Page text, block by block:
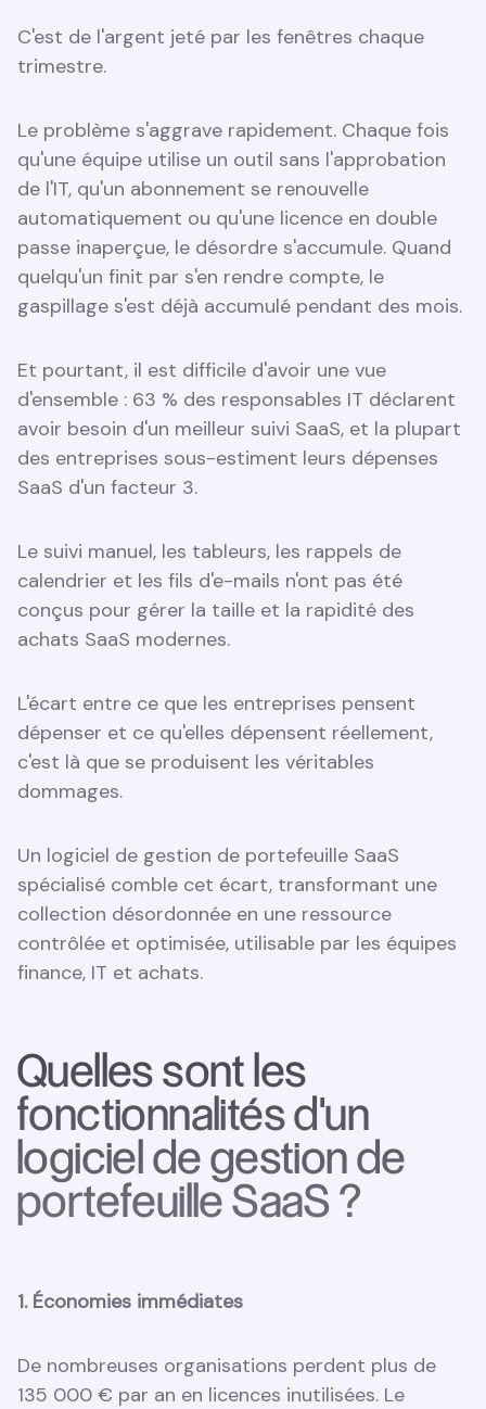
C'est de l'argent jeté par les fenêtres chaque
trimestre.
Le problème s'aggrave rapidement. Chaque fois
qu'une équipe utilise un outil sans l'approbation
de l'IT, qu'un abonnement se renouvelle
automatiquement ou qu'une licence en double
passe inaperçue, le désordre s'accumule. Quand
quelqu'un finit par s'en rendre compte, le
gaspillage s'est déjà accumulé pendant des mois.
Et pourtant, il est difficile d'avoir une vue
d'ensemble : 63 % des responsables IT déclarent
avoir besoin d'un meilleur suivi SaaS, et la plupart
des entreprises sous-estiment leurs dépenses
SaaS d'un facteur 3.
Le suivi manuel, les tableurs, les rappels de
calendrier et les fils d'e-mails n'ont pas été
conçus pour gérer la taille et la rapidité des
achats SaaS modernes.
L'écart entre ce que les entreprises pensent
dépenser et ce qu'elles dépensent réellement,
c'est là que se produisent les véritables
dommages.
Un logiciel de gestion de portefeuille SaaS
spécialisé comble cet écart, transformant une
collection désordonnée en une ressource
contrôlée et optimisée, utilisable par les équipes
finance, IT et achats.
Quelles sont les
fonctionnalités d'un
logiciel de gestion de
portefeuille SaaS ?
1. Économies immédiates
De nombreuses organisations perdent plus de
135 000 € par an en licences inutilisées. Le